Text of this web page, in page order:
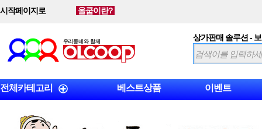
시작페이지로 올쿱이란?
상가판매 솔루션 -
전체카테고리 베스트상품 이벤트